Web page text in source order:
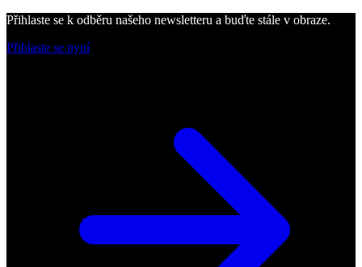
Přihlaste se k odběru našeho newsletteru a buďte stále v obraze.
Přihlaste se nyní